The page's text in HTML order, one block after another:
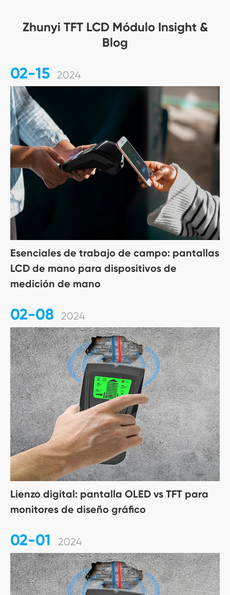
Zhunyi TFT LCD Módulo Insight &
Blog
02-15 2024
Esenciales de trabajo de campo: pantallas
LCD de mano para dispositivos de
medición de mano
02-08 2024
Lienzo digital: pantalla OLED vs TFT para
monitores de diseño gráfico
02-01 2024